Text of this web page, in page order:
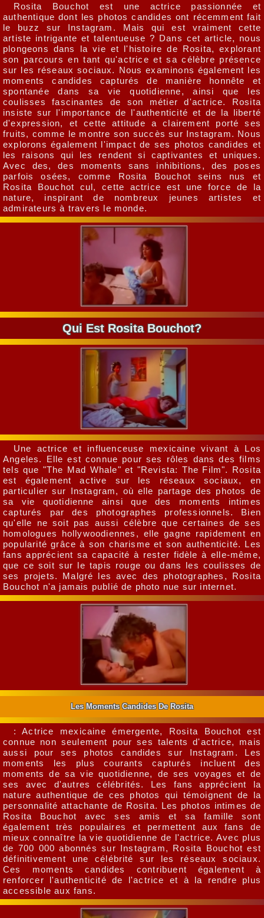
Rosita Bouchot est une actrice passionnée et
authentique dont les photos candides ont récemment fait
le buzz sur Instagram. Mais qui est vraiment cette
artiste intrigante et talentueuse ? Dans cet article, nous
plongeons dans la vie et l'histoire de Rosita, explorant
son parcours en tant qu'actrice et sa célèbre présence
sur les réseaux sociaux. Nous examinons également les
moments candides capturés de manière honnête et
spontanée dans sa vie quotidienne, ainsi que les
coulisses fascinantes de son métier d'actrice. Rosita
insiste sur l'importance de l'authenticité et de la liberté
d'expression, et cette attitude a clairement porté ses
fruits, comme le montre son succès sur Instagram. Nous
explorons également l'impact de ses photos candides et
les raisons qui les rendent si captivantes et uniques.
Avec des, des moments sans inhibitions, des poses
parfois osées, comme Rosita Bouchot seins nus et
Rosita Bouchot cul, cette actrice est une force de la
nature, inspirant de nombreux jeunes artistes et
admirateurs à travers le monde.
Qui Est Rosita Bouchot?
Une actrice et influenceuse mexicaine vivant à Los
Angeles. Elle est connue pour ses rôles dans des films
tels que "The Mad Whale" et "Revista: The Film". Rosita
est également active sur les réseaux sociaux, en
particulier sur Instagram, où elle partage des photos de
sa vie quotidienne ainsi que des moments intimes
capturés par des photographes professionnels. Bien
qu'elle ne soit pas aussi célèbre que certaines de ses
homologues hollywoodiennes, elle gagne rapidement en
popularité grâce à son charisme et son authenticité. Les
fans apprécient sa capacité à rester fidèle à elle-même,
que ce soit sur le tapis rouge ou dans les coulisses de
ses projets. Malgré les avec des photographes, Rosita
Bouchot n'a jamais publié de photo nue sur internet.
Les Moments Candides De Rosita
: Actrice mexicaine émergente, Rosita Bouchot est
connue non seulement pour ses talents d'actrice, mais
aussi pour ses photos candides sur Instagram. Les
moments les plus courants capturés incluent des
moments de sa vie quotidienne, de ses voyages et de
ses avec d'autres célébrités. Les fans apprécient la
nature authentique de ces photos qui témoignent de la
personnalité attachante de Rosita. Les photos intimes de
Rosita Bouchot avec ses amis et sa famille sont
également très populaires et permettent aux fans de
mieux connaître la vie quotidienne de l'actrice. Avec plus
de 700 000 abonnés sur Instagram, Rosita Bouchot est
définitivement une célébrité sur les réseaux sociaux.
Ces moments candides contribuent également à
renforcer l'authenticité de l'actrice et à la rendre plus
accessible aux fans.